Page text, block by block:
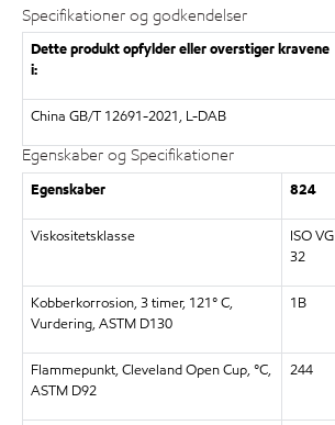
Specifikationer og godkendelser
Dette produkt opfylder eller overstiger kravene
i:
China GB/T 12691-2021, L-DAB
Egenskaber og Specifikationer
Egenskaber 824
Viskositetsklasse
ISO VG
32
Kobberkorrosion, 3 timer, 121° C,
Vurdering, ASTM D130
1B
Flammepunkt, Cleveland Open Cup, °C,
ASTM D92
244